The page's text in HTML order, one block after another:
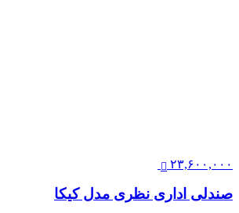
۲۳,۶۰۰,۰۰۰
صندلی اداری نظری مدل کیکا